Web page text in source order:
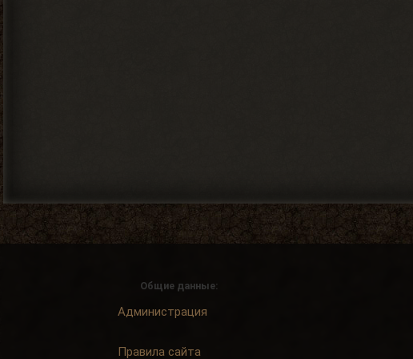
Общие данные:
Администрация
Правила сайта